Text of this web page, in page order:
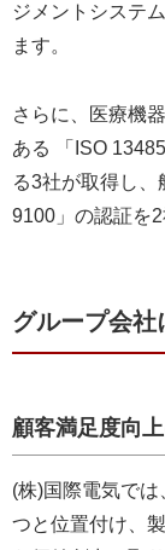
ジメントシステ
ます。
さらに、医療機
ある 「ISO
る3社が取得し
9100」の認証を2
グループ会社
顧客満足度向
(株)国際電気で
つと位置付け、